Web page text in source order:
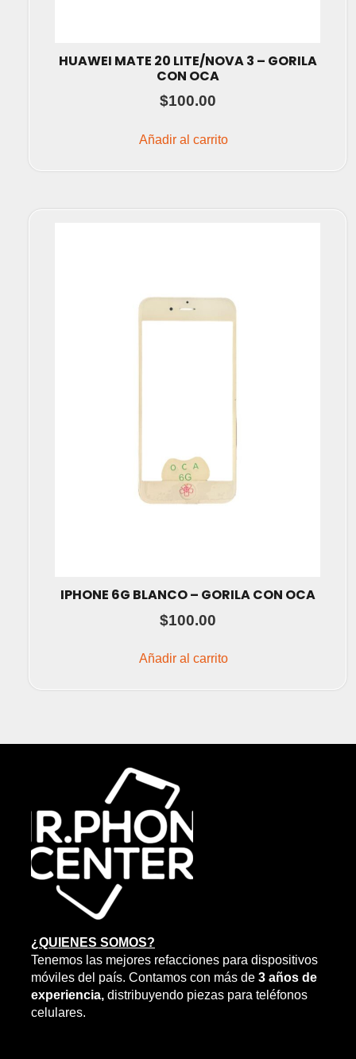
HUAWEI MATE 20 LITE/NOVA 3 – GORILA
CON OCA
$100.00
Añadir al carrito
IPHONE 6G BLANCO – GORILA CON OCA
$100.00
Añadir al carrito
¿QUIENES SOMOS?
Tenemos las mejores refacciones para dispositivos
móviles del país. Contamos con más de 3 años de
experiencia, distribuyendo piezas para teléfonos
celulares.